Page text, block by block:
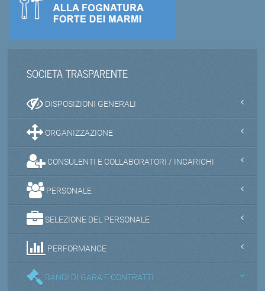
SOCIETA TRASPARENTE
DISPOSIZIONI GENERALI
ORGANIZZAZIONE
CONSULENTI E COLLABORATORI / INCARICHI
PERSONALE
SELEZIONE DEL PERSONALE
PERFORMANCE
BANDI DI GARA E CONTRATTI